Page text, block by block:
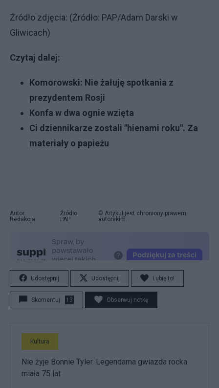
Źródło zdjęcia: (Źródło: PAP/Adam Darski w
Gliwicach)
Czytaj dalej:
Komorowski: Nie żałuję spotkania z
prezydentem Rosji
Konfa w dwa ognie wzięta
Ci dziennikarze zostali "hienami roku". Za
materiały o papieżu
Autor:
Redakcja
Źródło:
PAP
© Artykuł jest chroniony prawem
autorskim.
Udostępnij Udostępnij Lubię to!
Skomentuj 13 Obserwuj notkę
Kultura
Nie żyje Bonnie Tyler. Legendarna gwiazda rocka
miała 75 lat